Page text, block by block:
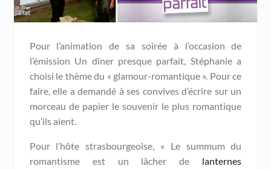
Pour l’animation de sa soirée à l’occasion de
l’émission Un dîner presque parfait, Stéphanie a
choisi le thème du « glamour-romantique ». Pour ce
faire, elle a demandé à ses convives d’écrire sur un
morceau de papier le souvenir le plus romantique
qu’ils aient.
Pour l’hôte strasbourgeoise, « Le summum du
romantisme est un lâcher de lanternes